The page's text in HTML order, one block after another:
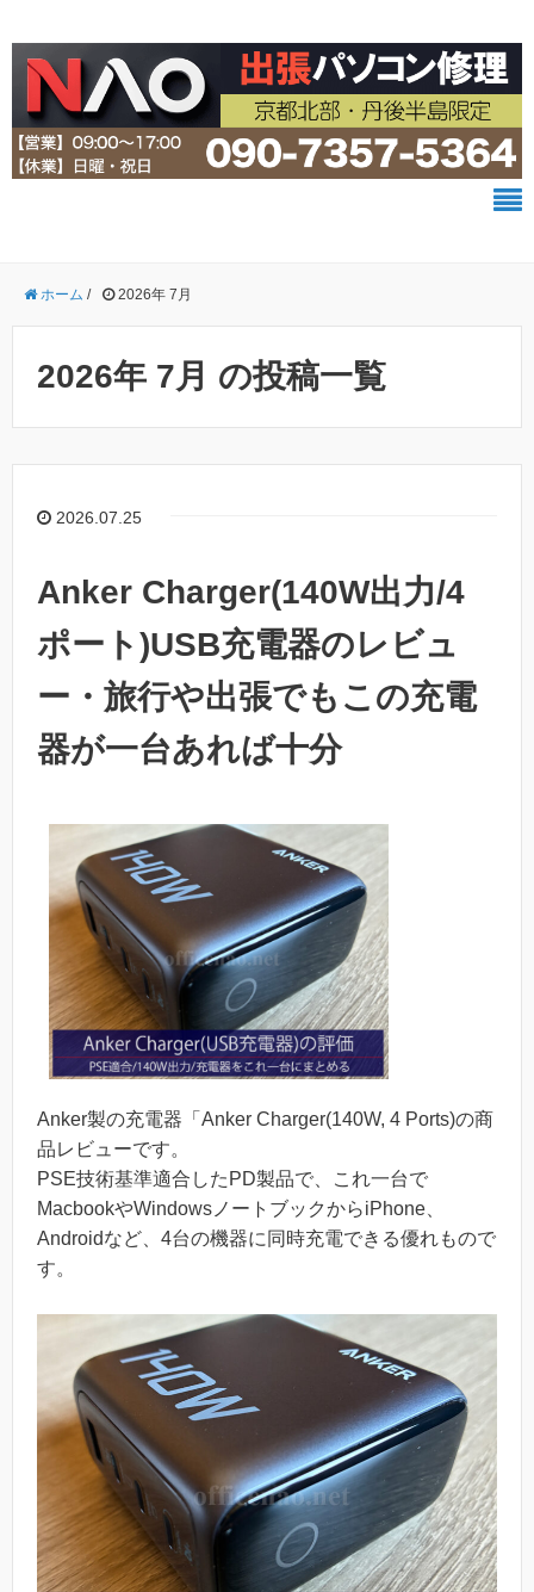
ホーム / 2026年 7月
2026年 7月 の投稿一覧
2026.07.25
Anker Charger(140W出力/4
ポート)USB充電器のレビュ
ー・旅行や出張でもこの充電
器が一台あれば十分
Anker製の充電器「Anker Charger(140W, 4 Ports)の商
品レビューです。
PSE技術基準適合したPD製品で、これ一台で
MacbookやWindowsノートブックからiPhone、
Androidなど、4台の機器に同時充電できる優れもので
す。